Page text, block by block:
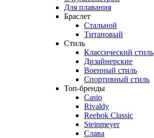
Для плавания
Браслет
Стальной
Титановый
Стиль
Классический стиль
Дизайнерские
Военный стиль
Спортивный стиль
Топ-бренды
Casio
Rivaldy
Reebok Classic
Steinmeyer
Слава